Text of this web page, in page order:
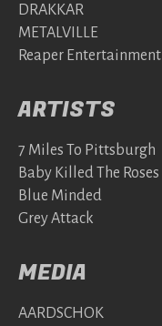
DRAKKAR
METALVILLE
Reaper Entertainment
ARTISTS
7 Miles To Pittsburgh
Baby Killed The Roses
Blue Minded
Grey Attack
MEDIA
AARDSCHOK